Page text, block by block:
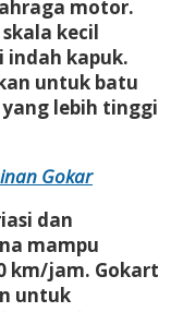
motor.
kecil
kapuk.
untuk batu
lebih tinggi
Gokar
dan
mampu
km/jam. Gokart
untuk